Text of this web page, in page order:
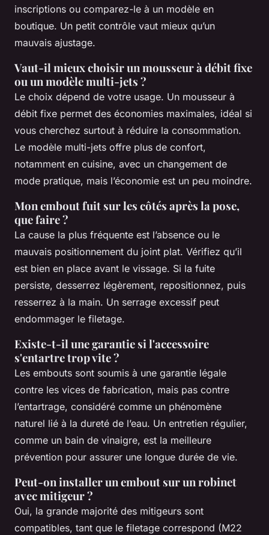
inscriptions ou comparez-le à un modèle en
boutique. Un petit contrôle vaut mieux qu’un
mauvais ajustage.
Vaut-il mieux choisir un mousseur à débit fixe
ou un modèle multi-jets ?
Le choix dépend de votre usage. Un mousseur à
débit fixe permet des économies maximales, idéal si
vous cherchez surtout à réduire la consommation.
Le modèle multi-jets offre plus de confort,
notamment en cuisine, avec un changement de
mode pratique, mais l’économie est un peu moindre.
Mon embout fuit sur les côtés après la pose,
que faire ?
La cause la plus fréquente est l’absence ou le
mauvais positionnement du joint plat. Vérifiez qu’il
est bien en place avant le vissage. Si la fuite
persiste, desserrez légèrement, repositionnez, puis
resserrez à la main. Un serrage excessif peut
endommager le filetage.
Existe-t-il une garantie si l'accessoire
s'entartre trop vite ?
Les embouts sont soumis à une garantie légale
contre les vices de fabrication, mais pas contre
l’entartrage, considéré comme un phénomène
naturel lié à la dureté de l’eau. Un entretien régulier,
comme un bain de vinaigre, est la meilleure
prévention pour assurer une longue durée de vie.
Peut-on installer un embout sur un robinet
avec mitigeur ?
Oui, la grande majorité des mitigeurs sont
compatibles, tant que le filetage correspond (M22